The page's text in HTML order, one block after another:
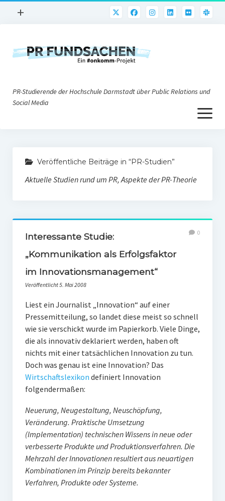
Menü
+
PR@h_da
Nonprofit-PR
PR-Literatur
PR-Studien
Gesellschaft & Medien
Infografik-Themengarten
Künstliche Intelligenz
17 Ziele
Wasserknappheit in Deutschland
Zukunft der Bildung
Vom Trend zur Tonne
PR-Studierende der Hochschule Darmstadt über Public Relations und
Social Media
Menü
öffnen
Impressum
Veröffentliche Beiträge in “PR-Studien”
Aktuelle Studien rund um PR, Aspekte der PR-Theorie
Interessante Studie:
„Kommunikation als Erfolgsfaktor
im Innovationsmanagement“
Veröffentlicht 5. Mai 2008
0
Liest ein Journalist „Innovation“ auf einer
Pressemitteilung, so landet diese meist so schnell
wie sie verschickt wurde im Papierkorb. Viele Dinge,
die als innovativ deklariert werden, haben oft
nichts mit einer tatsächlichen Innovation zu tun.
Doch was genau ist eine Innovation? Das
Wirtschaftslexikon definiert Innovation
folgendermaßen:
Neuerung, Neugestaltung, Neuschöpfung,
Veränderung. Praktische Umsetzung
(Implementation) technischen Wissens in neue oder
verbesserte Produkte und Produktionsverfahren. Die
Mehrzahl der Innovationen resultiert aus neuartigen
Kombinationen im Prinzip bereits bekannter
Verfahren, Produkte oder Systeme.